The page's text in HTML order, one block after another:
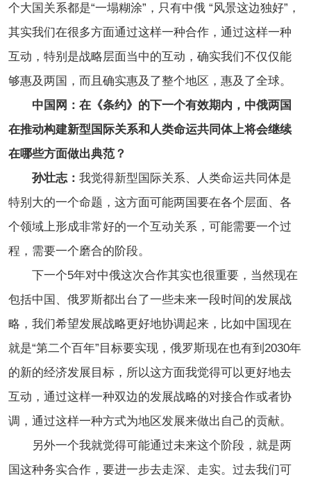
个大国关系都是“一塌糊涂”，只有中俄 “风景这边独好”，
其实我们在很多方面通过这样一种合作，通过这样一种
互动，特别是战略层面当中的互动，确实我们不仅仅能
够惠及两国，而且确实惠及了整个地区，惠及了全球。
中国网：在《条约》的下一个有效期内，中俄两国
在推动构建新型国际关系和人类命运共同体上将会继续
在哪些方面做出典范？
孙壮志： 我觉得新型国际关系、人类命运共同体是
特别大的一个命题，这方面可能两国要在各个层面、各
个领域上形成非常好的一个互动关系，可能需要一个过
程，需要一个磨合的阶段。
下一个5年对中俄这次合作其实也很重要，当然现在
包括中国、俄罗斯都出台了一些未来一段时间的发展战
略，我们希望发展战略更好地协调起来，比如中国现在
就是“第二个百年”目标要实现，俄罗斯现在也有到2030年
的新的经济发展目标，所以这方面我觉得可以更好地去
互动，通过这样一种双边的发展战略的对接合作或者协
调，通过这样一种方式为地区发展来做出自己的贡献。
另外一个我就觉得可能通过未来这个阶段，就是两
国这种务实合作，要进一步去走深、走实。过去我们可